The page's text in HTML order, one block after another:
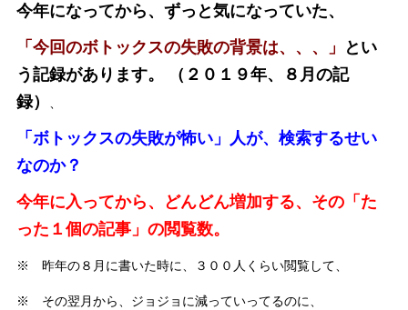
今年になってから、ずっと気になっていた、
「今回のボトックスの失敗の背景は、、、」
とい
う記録があります。 （２０１９年、８月の記
録）
「ボトックスの失敗が怖い」人が、検索するせい
なのか？
今年に入ってから、どんどん増加する、その「た
った１個の記事」の閲覧数。
※ 昨年の８月に書いた時に、３００人くらい閲覧して、
※ その翌月から、ジョジョに減っていってるのに、